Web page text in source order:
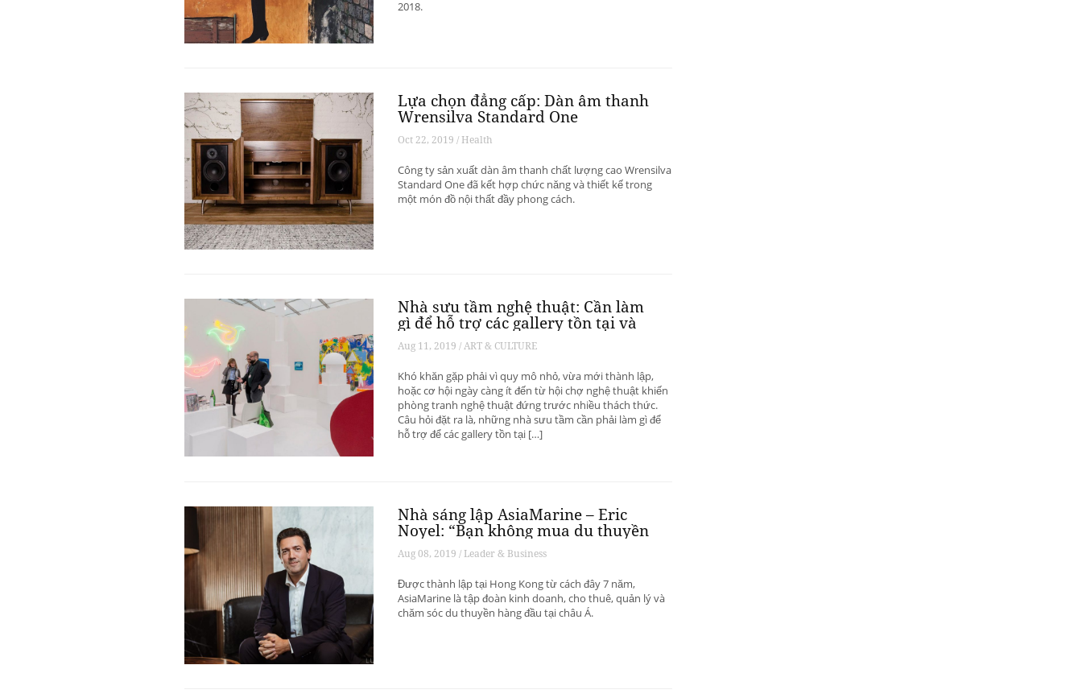
2018.
Lựa chọn đẳng cấp: Dàn âm thanh
Wrensilva Standard One
Oct 22, 2019 / Health
Công ty sản xuất dàn âm thanh chất lượng cao Wrensilva
Standard One đã kết hợp chức năng và thiết kế trong
một món đồ nội thất đầy phong cách.
Nhà sưu tầm nghệ thuật: Cần làm
gì để hỗ trợ các gallery tồn tại và
phát triển? – Phần 1
Aug 11, 2019 / ART & CULTURE
Khó khăn gặp phải vì quy mô nhỏ, vừa mới thành lập,
hoặc cơ hội ngày càng ít đến từ hội chợ nghệ thuật khiến
phòng tranh nghệ thuật đứng trước nhiều thách thức.
Câu hỏi đặt ra là, những nhà sưu tầm cần phải làm gì để
hỗ trợ để các gallery tồn tại […]
Nhà sáng lập AsiaMarine – Eric
Noyel: “Bạn không mua du thuyền
để đầu tư sinh lời”
Aug 08, 2019 / Leader & Business
Được thành lập tại Hong Kong từ cách đây 7 năm,
AsiaMarine là tập đoàn kinh doanh, cho thuê, quản lý và
chăm sóc du thuyền hàng đầu tại châu Á.